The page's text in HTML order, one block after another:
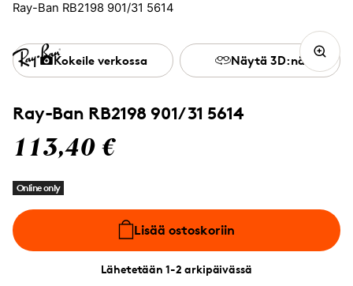
Ray-Ban RB2198 901/31 5614
Ray-Ban RB2198 901/31 5614
113,40 €
Online only
Lisää ostoskoriin
Lähetetään 1-2 arkipäivässä
Kokeile verkossa Näytä 3D:nä